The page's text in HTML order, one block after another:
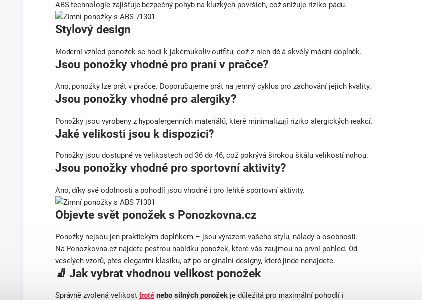
ABS technologie zajišťuje bezpečný pohyb na kluzkých površích, což snižuje riziko pádu.
Stylový design
Moderní vzhled ponožek se hodí k jakémukoliv outfitu, což z nich dělá skvělý módní doplněk.
Jsou ponožky vhodné pro praní v pračce?
Ano, ponožky lze prát v pračce. Doporučujeme prát na jemný cyklus pro zachování jejich kvality.
Jsou ponožky vhodné pro alergiky?
Ponožky jsou vyrobeny z hypoalergenních materiálů, které minimalizují riziko alergických reakcí.
Jaké velikosti jsou k dispozici?
Ponožky jsou dostupné ve velikostech od 36 do 46, což pokrývá širokou škálu velikostí nohou.
Jsou ponožky vhodné pro sportovní aktivity?
Ano, díky své odolnosti a pohodlí jsou vhodné i pro lehké sportovní aktivity.
Objevte svět ponožek s Ponozkovna.cz
Ponožky nejsou jen praktickým doplňkem – jsou výrazem vašeho stylu, nálady a osobnosti.
Na Ponozkovna.cz najdete pestrou nabídku ponožek, které vás zaujmou na první pohled. Od
veselých vzorů, přes elegantní klasiku, až po originální designy, které jinde nenajdete.
🧦 Jak vybrat vhodnou velikost ponožek
Správně zvolená velikost froté nebo silných ponožek je důležitá pro maximální pohodlí i